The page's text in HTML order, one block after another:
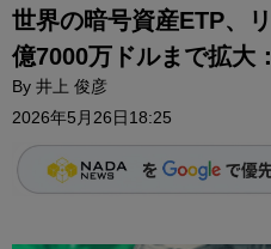
世界の暗号資産ETP、
億7000万ドルまで拡大
By 井上 俊彦
2026年5月26日18:25